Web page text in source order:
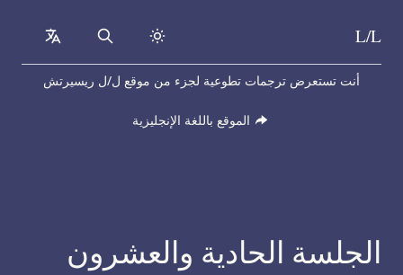
Skip to content
L/L
Search
أنت تستعرض ترجمات تطوعية لجزء من موقع ل/ل ريسيرتش
الموقع باللغة الإنجليزية
الجلسة الحادية والعشرون